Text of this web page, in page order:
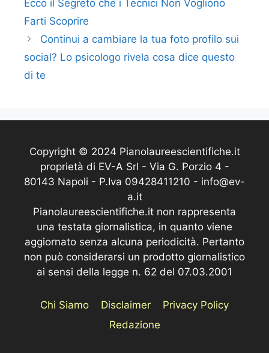
Ecco il Segreto che i Tecnici Non Vogliono
Farti Scoprire
Continui a cambiare la tua foto profilo sui
social? Lo psicologo rivela cosa dice questo
di te
Copyright © 2024 Pianolaureescientifiche.it
proprietà di EV-A Srl - Via G. Porzio 4 -
80143 Napoli - P.Iva 09428411210 - info@ev-
a.it
Pianolaureescientifiche.it non rappresenta
una testata giornalistica, in quanto viene
aggiornato senza alcuna periodicità. Pertanto
non può considerarsi un prodotto giornalistico
ai sensi della legge n. 62 del 07.03.2001
Chi Siamo Disclaimer
Privacy Policy
Redazione